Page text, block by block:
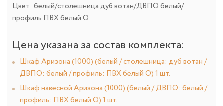
Цвет: белый/столешница дуб вотан/ДВПО белый/
профиль ПВХ белый О
Цена указана за состав комплекта:
Шкаф Аризона (1000) (белый / столешница: дуб вотан /
ДВПО: белый / профиль: ПВХ белый О) 1 шт.
Шкаф навесной Аризона (1000) (белый / ДВПО: белый /
профиль: ПВХ белый О) 1 шт.